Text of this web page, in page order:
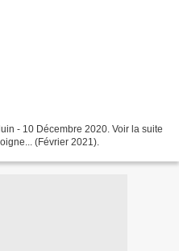
- 10 Décembre 2020. Voir la suite
(Février 2021).